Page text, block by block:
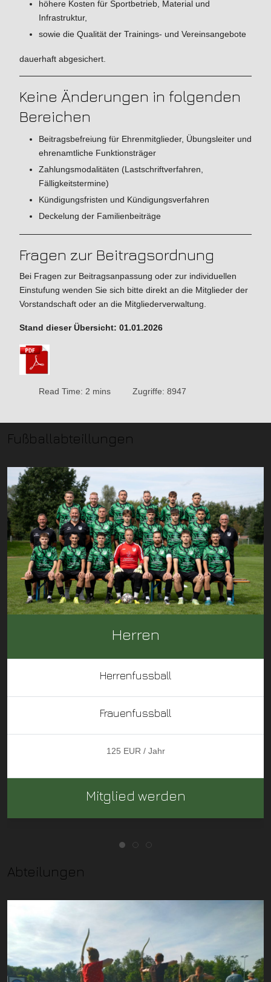
höhere Kosten für Sportbetrieb, Material und
Infrastruktur,
sowie die Qualität der Trainings- und Vereinsangebote
dauerhaft abgesichert.
Keine Änderungen in folgenden
Bereichen
Beitragsbefreiung für Ehrenmitglieder, Übungsleiter und
ehrenamtliche Funktionsträger
Zahlungsmodalitäten (Lastschriftverfahren,
Fälligkeitstermine)
Kündigungsfristen und Kündigungsverfahren
Deckelung der Familienbeiträge
Fragen zur Beitragsordnung
Bei Fragen zur Beitragsanpassung oder zur individuellen
Einstufung wenden Sie sich bitte direkt an die Mitglieder der
Vorstandschaft oder an die Mitgliederverwaltung.
Stand dieser Übersicht: 01.01.2026
Read Time: 2 mins Zugriffe: 8947
Fußballabteillungen
Herren
Herrenfussball
Frauenfussball
125 EUR / Jahr
Mitglied werden
Abteilungen